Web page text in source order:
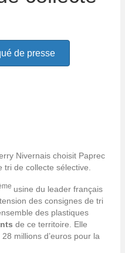
de presse
Nivernais choisit Paprec
de collecte sélective.
usine du leader français
des consignes de tri
des plastiques
de ce territoire. Elle
millions d’euros pour la